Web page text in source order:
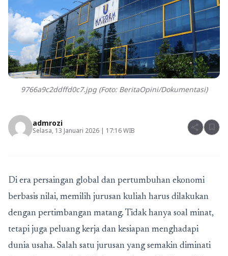
9766a9c2ddffd0c7.jpg (Foto: BeritaOpini/Dokumentasi)
admrozi
Selasa, 13 Januari 2026 | 17:16 WIB share bookmark
Di era persaingan global dan pertumbuhan ekonomi
berbasis nilai, memilih jurusan kuliah harus dilakukan
dengan pertimbangan matang. Tidak hanya soal minat,
tetapi juga peluang kerja dan kesiapan menghadapi
dunia usaha. Salah satu jurusan yang semakin diminati